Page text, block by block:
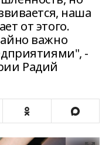
наша
от этого.
важно
-
Радий